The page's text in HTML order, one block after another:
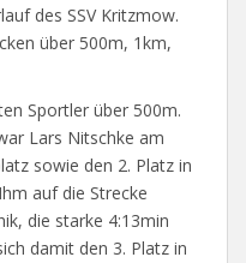
des SSV Kritzmow.
über 500m, 1km,
Sportler über 500m.
Lars Nitschke am
sowie den 2. Platz in
auf die Strecke
die starke 4:13min
damit den 3. Platz in